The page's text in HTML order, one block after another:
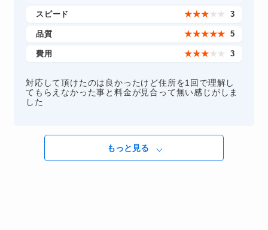
スピード ★★★ ★ ★ 3
品質 ★★★★★ 5
費用 ★★★ ★ ★ 3
対応して頂けたのは良かったけど住所を1回で理解し
てもらえなかった事と料金が見合って無い感じがしま
した
もっと見る